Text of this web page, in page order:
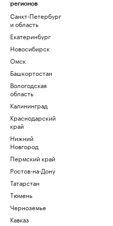
регионов
Санкт-Петербург
и область
Екатеринбург
Новосибирск
Омск
Башкортостан
Вологодская
область
Калининград
Краснодарский
край
Нижний
Новгород
Пермский край
Ростов-на-Дону
Татарстан
Тюмень
Черноземье
Кавказ